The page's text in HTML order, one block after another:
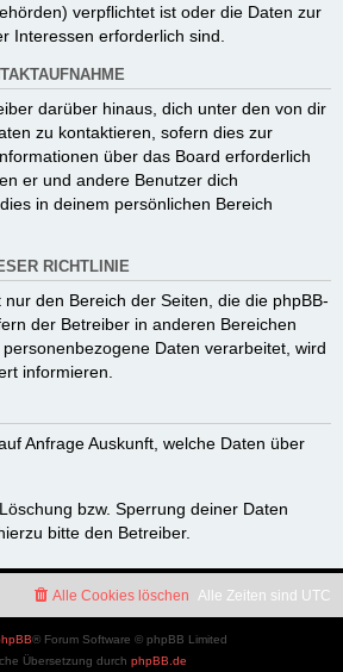
verpflichtet ist oder die Daten zur
Interessen erforderlich sind.
darüber hinaus, dich unter den von dir
zu kontaktieren, sofern dies zur
über das Board erforderlich
er und andere Benutzer dich
in deinem persönlichen Bereich
RICHTLINIE
den Bereich der Seiten, die die phpBB-
der Betreiber in anderen Bereichen
Daten verarbeitet, wird
informieren.
Anfrage Auskunft, welche Daten über
bzw. Sperrung deiner Daten
bitte den Betreiber.
Alle Zeiten sind UTC
Alle Cookies löschen
® Forum Software © phpBB Limited
Übersetzung durch phpBB.de